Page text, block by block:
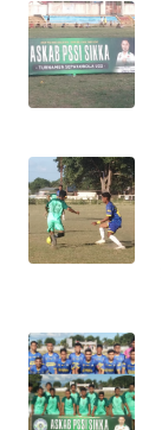
DISCLAIMER
Wahana
News
WN
SUMUT
WN
JABAR